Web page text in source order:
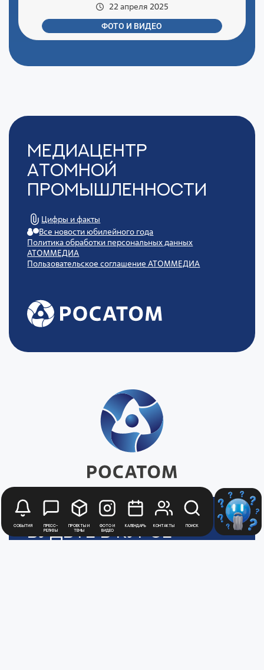
События
Пресс-
релизы
Проекты и
темы
Фото и
видео
Календарь Контакты Поиск
22 апреля 2025
ФОТО И ВИДЕО
Медиацентр
Атомной
Промышленности
Цифры и факты
Все новости юбилейного года
Политика обработки персональных данных
АТОММЕДИА
Пользовательское соглашение АТОММЕДИА
Будьте в курсе